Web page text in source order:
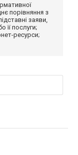
порівняння з
заяви,
її послуги;
ресурси;